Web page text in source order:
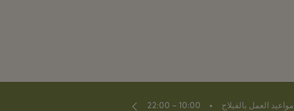
مواعيد العمل بالفيلاج ⬩
10:00 – 22:00